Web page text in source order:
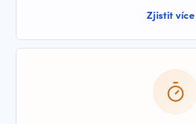
Zjistit více